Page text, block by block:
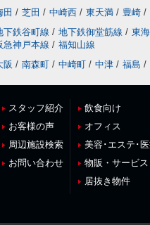
田 / 芝田 / 中崎西 / 東天満 / 豊崎 /
下鉄谷町線 / 地下鉄御堂筋線 / 東
急神戸本線 / 福知山線
阪 / 南森町 / 中崎町 / 中津 / 福島 /
スタッフ紹介
お客様の声
周辺施設検索
お問い合わせ
飲食向け
オフィス
美容･エステ･
物販・サービス
居抜き物件